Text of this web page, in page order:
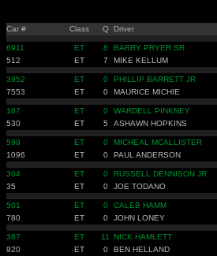
Car # Class Q Driver
6911 ET 8 BARRY PRYER SR
512
ET 7 MIKE KELLUM
3952 ET 0 PHILLIP BARRETT JR
7553
ET 0 MAURICE MICHIE
187 ET 0 WARDELL PINKNEY
530
ET 5 ASHAWN HOPKINS
599 ET 0 MICHEAL MCALLISTER
1096
ET 0 PAUL ANDERSON
304 ET 0 RUSSELL DENNISON JR
35
ET 0 JOE TODANO
501 ET 0 CALEB HAMM
780
ET 0 JOHN LONEY
387 ET 11 NICK HAMLETT
920
ET 0 BEN HELLAND